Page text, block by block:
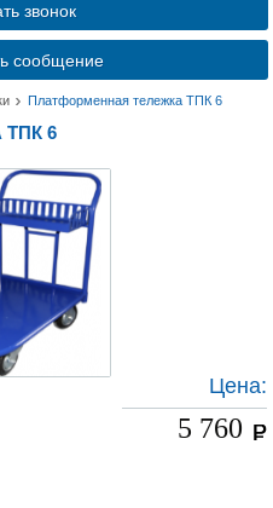
звонок
сообщение
Платформенная тележка ТПК 6
6
Цена:
5 760